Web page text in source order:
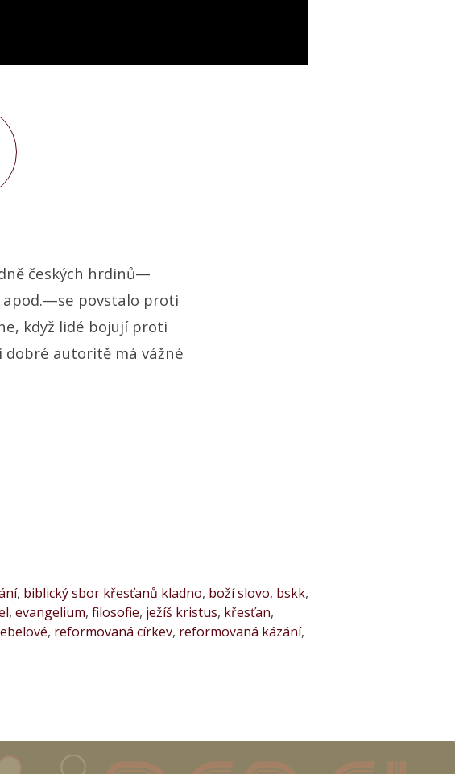
českých hrdinů—
apod.—se povstalo proti
když lidé bojují proti
autoritě má vážné
, biblický sbor křesťanů kladno, boží slovo, bskk,
, evangelium, filosofie, ježíš kristus, křesťan,
, reformovaná církev, reformovaná kázání,